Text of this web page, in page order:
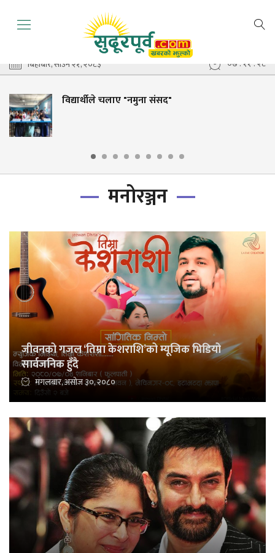
बिहीबार, साउन २१, २०८३ ०७ : ११ : २९
विद्यार्थीले चलाए "नमुना संसद"
मनोरञ्जन
जीवनको गजल ‘तिम्रा केशराशि’को म्यूजिक भिडियो
सार्वजनिक हुँदै
मंगलबार, असोज ३०, २०८०